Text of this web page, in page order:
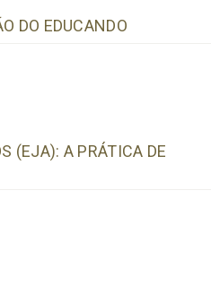
DO EDUCANDO
(EJA): A PRÁTICA DE